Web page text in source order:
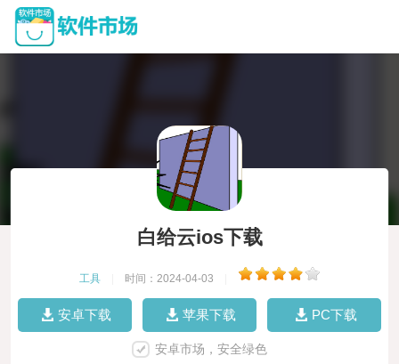
白给云ios下载
工具 时间：2024-04-03
安卓下载 苹果下载 PC下载
安卓市场，安全绿色